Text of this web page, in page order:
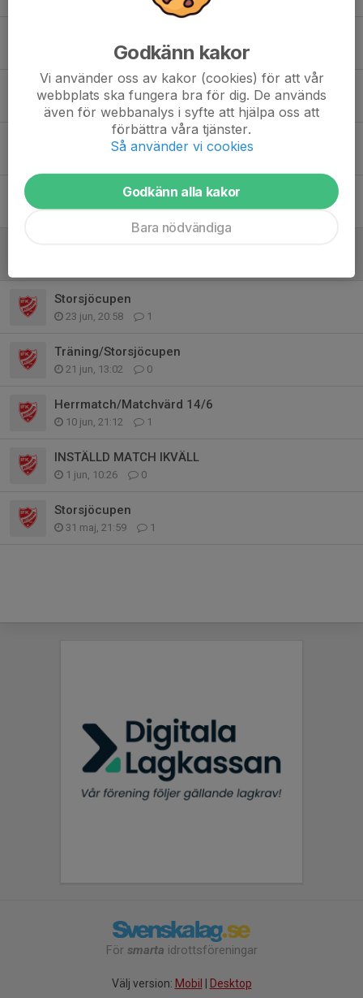
6 jul, 13:57 20
Sommaruppehåll och info inför hösten
4 jul, 22:53
Uppföljning av händelse vid dagens match
Information Storsjöcupen
29 jun, 23:09 2
Storsjöcupen
23 jun, 20:58 1
Träning/Storsjöcupen
21 jun, 13:02 0
Herrmatch/Matchvärd 14/6
10 jun, 21:12 1
INSTÄLLD MATCH IKVÄLL
1 jun, 10:26 0
Storsjöcupen
31 maj, 21:59 1
För smarta idrottsföreningar
Välj version: Mobil | Desktop
Godkänn kakor
Vi använder oss av kakor (cookies) för att vår
webbplats ska fungera bra för dig. De används
även för webbanalys i syfte att hjälpa oss att
förbättra våra tjänster.
Så använder vi cookies
Godkänn alla kakor
Bara nödvändiga